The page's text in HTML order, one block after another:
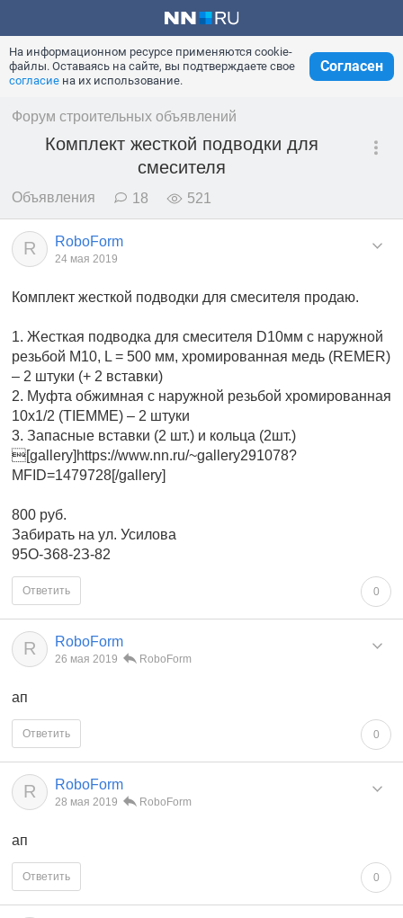
На информационном ресурсе применяются cookie-
файлы. Оставаясь на сайте, вы подтверждаете свое
согласие на их использование.
Согласен
Форум строительных объявлений
Комплект жесткой подводки для
смесителя
Объявления 18 521
R RoboForm
24 мая 2019
Комплект жесткой подводки для смесителя продаю.
1. Жесткая подводка для смесителя D10мм с наружной
резьбой М10, L = 500 мм, хромированная медь (REMER)
– 2 штуки (+ 2 вставки)
2. Муфта обжимная с наружной резьбой хромированная
10х1/2 (TIEMME) – 2 штуки
3. Запасные вставки (2 шт.) и кольца (2шт.)
[gallery]https://www.nn.ru/~gallery291078?
MFID=1479728[/gallery]
800 руб.
Забирать на ул. Усилова
95O-З68-2З-82
0
Ответить
R RoboForm
26 мая 2019 RoboForm
ап
0
Ответить
R RoboForm
28 мая 2019 RoboForm
ап
0
Ответить